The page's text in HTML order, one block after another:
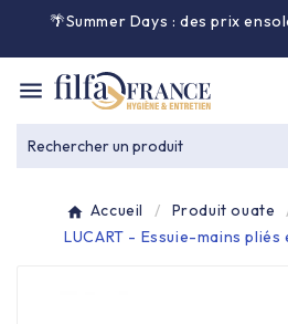
🌴Summer Days : des prix

Entretien général
Équipement & matériel
Collecte des déchets
Rechercher un produit
Accueil Produit ouate
LUCART - Essuie-mains pliés